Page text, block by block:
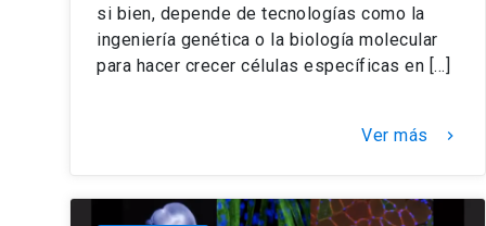
si bien, depende de tecnologías como la
ingeniería genética o la biología molecular
para hacer crecer células específicas en […]
Ver más keyboard_arrow_right